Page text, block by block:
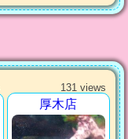
131 views
厚木店